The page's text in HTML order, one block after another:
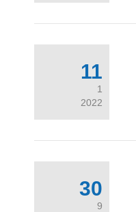
11
1
2022
30
9